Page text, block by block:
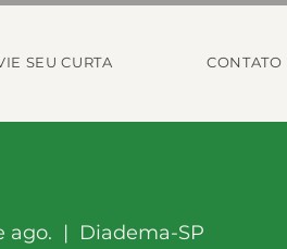
SEU CURTA CONTATO
ago.
  |
Diadema-SP